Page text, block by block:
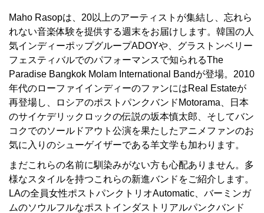
Maho Rasopは、20以上のアーティストが集結し、忘れら
れない音楽体験を提供する週末をお届けします。韓国の人
気インディーポップグループADOYや、グラストンベリー
フェスティバルでのパフォーマンスで知られるThe
Paradise Bangkok Molam International Bandが登場。2010
年代のローファイインディーのファンにはReal Estateが
再登場し、ロシアのポストパンクバンドMotorama、日本
のサイケデリックロックの伝説の坂本慎太郎、そしてバン
コクでのソールドアウト公演を果たしたアニメファンのお
気に入りのシューゲイザーである羊文学 も加わります。
まだこれらの名前に馴染みがない方も心配ありません。多
様なスタイルを持つこれらの新進バンドをご紹介します。
LAの全員女性ポストパンクトリオAutomatic、バーミンガ
ムのソウルフルなポストインダストリアルパンクバンド